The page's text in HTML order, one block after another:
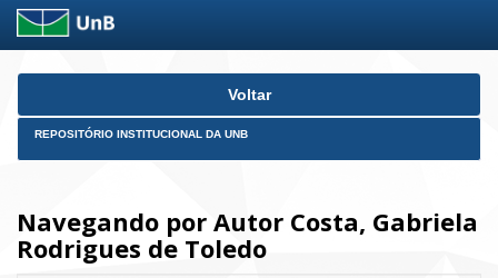
Skip
Voltar
REPOSITÓRIO INSTITUCIONAL DA UNB
Navegando por Autor Costa, Gabriela
Rodrigues de Toledo